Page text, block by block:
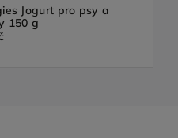
Jogurt pro psy a
150 g